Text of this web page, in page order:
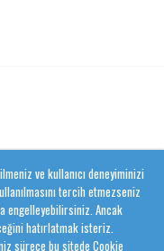
ve kullanıcı deneyiminizi
tercih etmezseniz
engelleyebilirsiniz. Ancak
hatırlatmak isteriz.
sürece bu sitede Cookie
LISTEYE EKLE